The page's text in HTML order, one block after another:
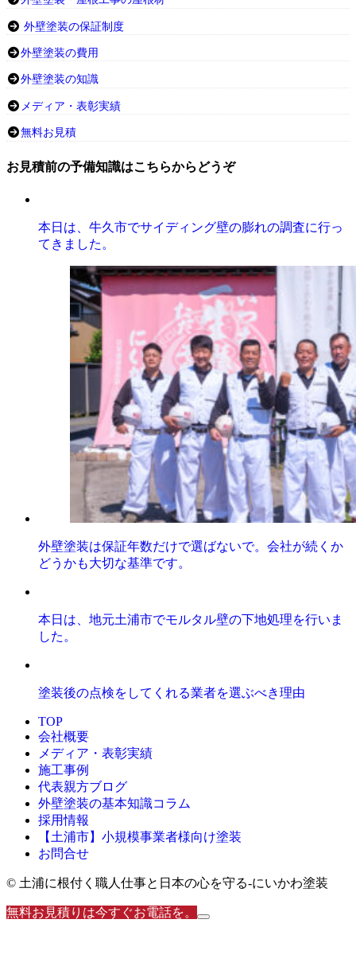
外壁塗装の保証制度
外壁塗装の費用
外壁塗装の知識
メディア・表彰実績
無料お見積
お見積前の予備知識はこちらからどうぞ
本日は、牛久市でサイディング壁の膨れの調査に行っ
てきました。
外壁塗装は保証年数だけで選ばないで。会社が続くか
どうかも大切な基準です。
本日は、地元土浦市でモルタル壁の下地処理を行いま
した。
塗装後の点検をしてくれる業者を選ぶべき理由
TOP
会社概要
メディア・表彰実績
施工事例
代表親方ブログ
外壁塗装の基本知識コラム
採用情報
【土浦市】小規模事業者様向け塗装
お問合せ
© 土浦に根付く職人仕事と日本の心を守る‐にいかわ塗装
無料お見積りは今すぐお電話を。